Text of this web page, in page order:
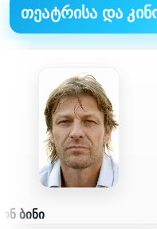
თეატრისა და
ბინი